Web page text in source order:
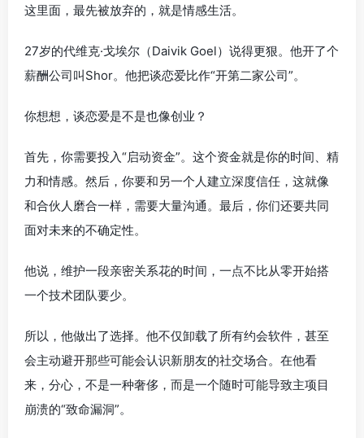
这里面，最先被放弃的，就是情感生活。
27岁的代维克·戈埃尔（Daivik Goel）说得更狠。他开了个
薪酬公司叫Shor。他把谈恋爱比作“开第二家公司”。
你想想，谈恋爱是不是也像创业？
首先，你需要投入“启动资金”。这个资金就是你的时间、精
力和情感。然后，你要和另一个人建立深度信任，这就像
和合伙人磨合一样，需要大量沟通。最后，你们还要共同
面对未来的不确定性。
他说，维护一段亲密关系花的时间，一点不比从零开始搭
一个技术团队要少。
所以，他做出了选择。他不仅卸载了所有约会软件，甚至
会主动避开那些可能会认识新朋友的社交场合。在他看
来，分心，不是一种奢侈，而是一个随时可能导致主项目
崩溃的“致命漏洞”。